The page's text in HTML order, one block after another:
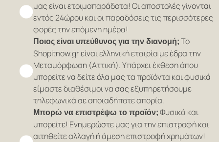
μας είναι ετοιμοπαράδοτα! Οι αποστολές γίνονται
εντός 24ώρου και οι παραδόσεις τις περισσότερες
φορές την επόμενη ημέρα!
Ποιος είναι υπεύθυνος για την διανομή; Το
Shopitnow.gr είναι ελληνική εταιρία με έδρα την
Μεταμόρφωση (Αττική). Υπάρχει έκθεση όπου
μπορείτε να δείτε όλα μας τα προϊόντα και φυσικά
είμαστε διαθέσιμοι να σας εξυπηρετήσουμε
τηλεφωνικά σε οποιαδήποτε απορία.
Μπορώ να επιστρέψω το προϊόν; Φυσικά και
μπορείτε! Ενημερώστε μας για την επιστροφή και
αιτηθείτε αλλαγή ή άμεση επιστροφή χρημάτων!